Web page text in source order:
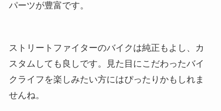
パーツが豊富です。
ストリートファイターのバイクは純正もよし、カ
スタムしても良しです。見た目にこだわったバイ
クライフを楽しみたい方にはぴったりかもしれま
せんね。